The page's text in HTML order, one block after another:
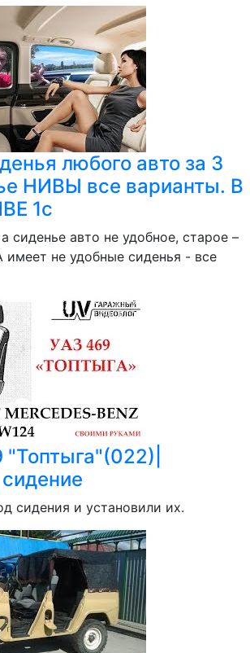
любого авто за 3
НИВЫ все варианты. В
1с
сиденье авто не удобное, старое –
имеет не удобные сиденья - все
сидения и установили их.